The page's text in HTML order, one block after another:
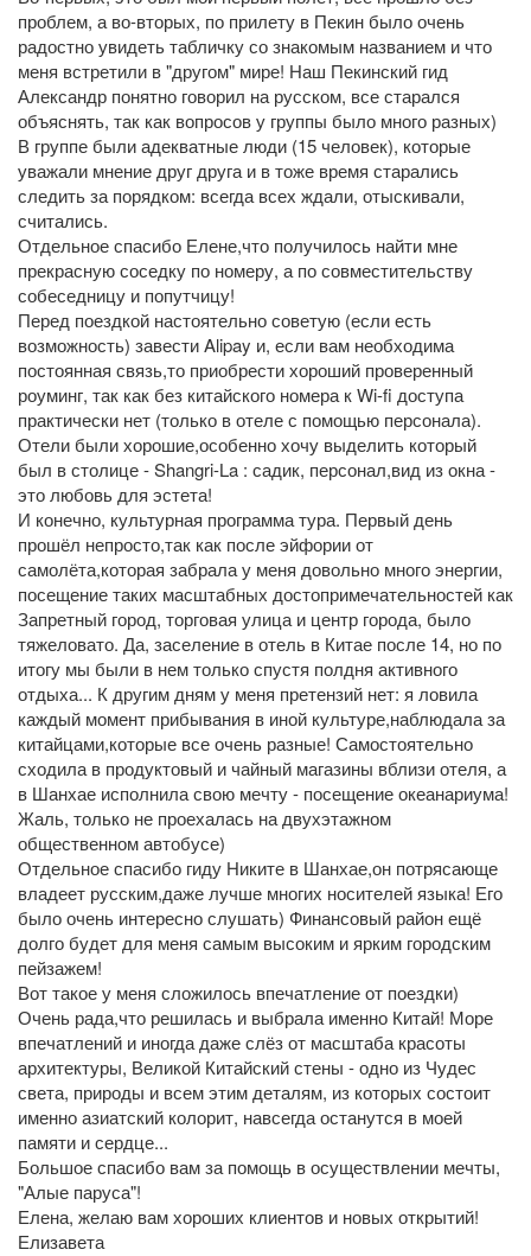
проблем, а во-вторых, по прилету в Пекин было очень
радостно увидеть табличку со знакомым названием и что
меня встретили в "другом" мире! Наш Пекинский гид
Александр понятно говорил на русском, все старался
объяснять, так как вопросов у группы было много разных)
В группе были адекватные люди (15 человек), которые
уважали мнение друг друга и в тоже время старались
следить за порядком: всегда всех ждали, отыскивали,
считались.
Отдельное спасибо Елене,что получилось найти мне
прекрасную соседку по номеру, а по совместительству
собеседницу и попутчицу!
Перед поездкой настоятельно советую (если есть
возможность) завести Alipay и, если вам необходима
постоянная связь,то приобрести хороший проверенный
роуминг, так как без китайского номера к Wi-fi доступа
практически нет (только в отеле с помощью персонала).
Отели были хорошие,особенно хочу выделить который
был в столице - Shangri-La : садик, персонал,вид из окна -
это любовь для эстета!
И конечно, культурная программа тура. Первый день
прошёл непросто,так как после эйфории от
самолёта,которая забрала у меня довольно много энергии,
посещение таких масштабных достопримечательностей как
Запретный город, торговая улица и центр города, было
тяжеловато. Да, заселение в отель в Китае после 14, но по
итогу мы были в нем только спустя полдня активного
отдыха... К другим дням у меня претензий нет: я ловила
каждый момент прибывания в иной культуре,наблюдала за
китайцами,которые все очень разные! Самостоятельно
сходила в продуктовый и чайный магазины вблизи отеля, а
в Шанхае исполнила свою мечту - посещение океанариума!
Жаль, только не проехалась на двухэтажном
общественном автобусе)
Отдельное спасибо гиду Никите в Шанхае,он потрясающе
владеет русским,даже лучше многих носителей языка! Его
было очень интересно слушать) Финансовый район ещё
долго будет для меня самым высоким и ярким городским
пейзажем!
Вот такое у меня сложилось впечатление от поездки)
Очень рада,что решилась и выбрала именно Китай! Море
впечатлений и иногда даже слёз от масштаба красоты
архитектуры, Великой Китайский стены - одно из Чудес
света, природы и всем этим деталям, из которых состоит
именно азиатский колорит, навсегда останутся в моей
памяти и сердце...
Большое спасибо вам за помощь в осуществлении мечты,
"Алые паруса"!
Елена, желаю вам хороших клиентов и новых открытий!
Елизавета